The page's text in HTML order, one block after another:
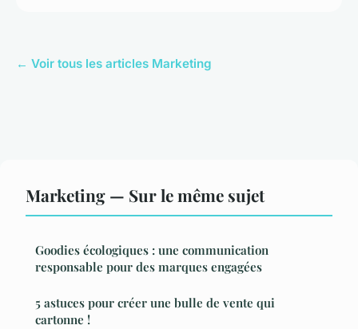
← Voir tous les articles Marketing
Marketing — Sur le même sujet
Goodies écologiques : une communication
responsable pour des marques engagées
5 astuces pour créer une bulle de vente qui
cartonne !